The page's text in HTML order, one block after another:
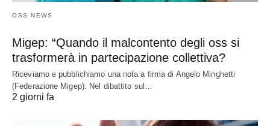
OSS NEWS
Migep: “Quando il malcontento degli oss si
trasformerà in partecipazione collettiva?
Riceviamo e pubblichiamo una nota a firma di Angelo Minghetti
(Federazione Migep). Nel dibattito sul…
2 giorni fa